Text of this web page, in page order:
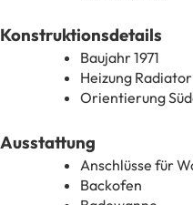
Konstruktionsdetails
Baujahr1971
Heizung Radiator
Orientierung
Ausstattung
Anschlüsse für
Backofen